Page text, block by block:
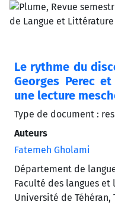
Le rythme du
Georges Perec
une lecture
Type de document :
Auteurs
Fatemeh Gholami
Département de
Faculté des langues
Université de Téhéran,